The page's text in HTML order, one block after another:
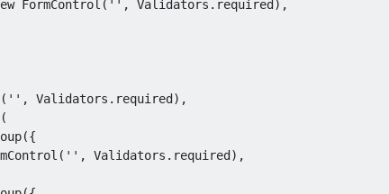
FormControl('', Validators.required),
Validators.required),
Validators.required),